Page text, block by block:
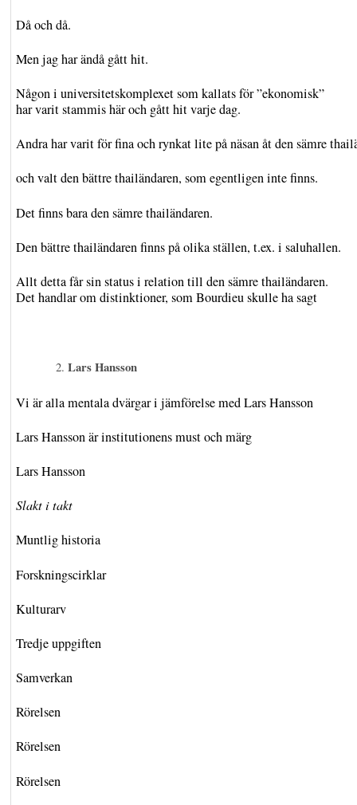
Då och då.
Men jag har ändå gått hit.
Någon i universitetskomplexet som kallats för ”ekonomisk”
har varit stammis här och gått hit varje dag.
Andra har varit för fina och rynkat lite på näsan åt den sämre
och valt den bättre thailändaren, som egentligen inte finns.
Det finns bara den sämre thailändaren.
Den bättre thailändaren finns på olika ställen, t.ex. i saluhallen.
Allt detta får sin status i relation till den sämre thailändaren.
Det handlar om distinktioner, som Bourdieu skulle ha sagt
Lars Hansson
Vi är alla mentala dvärgar i jämförelse med Lars Hansson
Lars Hansson är institutionens must och märg
Lars Hansson
Slakt i takt
Muntlig historia
Forskningscirklar
Kulturarv
Tredje uppgiften
Samverkan
Rörelsen
Rörelsen
Rörelsen